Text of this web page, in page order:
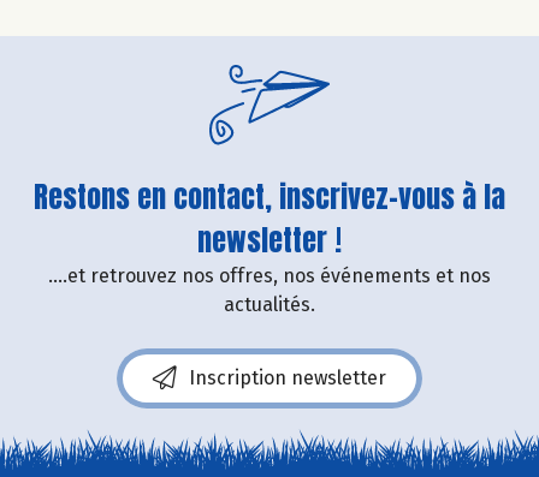
Restons en contact, inscrivez-vous à la
newsletter !
....et retrouvez nos offres, nos événements et nos
actualités.
Inscription newsletter